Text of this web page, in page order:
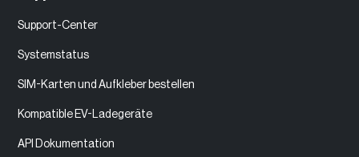
Support-Center
Systemstatus
SIM-Karten und Aufkleber bestellen
Kompatible EV-Ladegeräte
API Dokumentation